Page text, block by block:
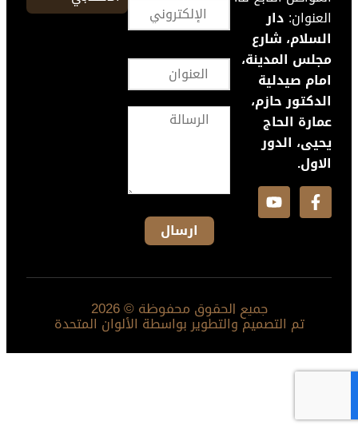
العنوان:دار
السلام، شارع
مجلس المدينة،
امام صيدلية
الدكتور حازم،
عمارة الحاج
يحيى، الدور
الاول.
جميع الحقوق محفوظة © 2026
تم التصميم والتطوير بواسطة الألوان المتحدة